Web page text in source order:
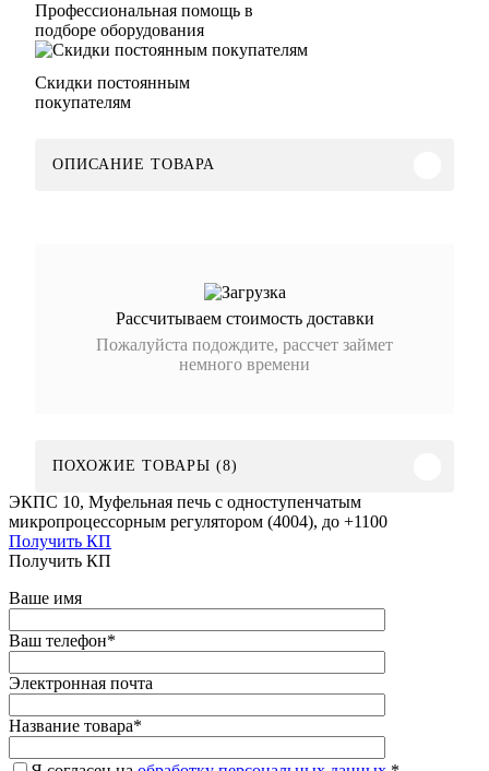
Профессиональная помощь в
подборе оборудования
Скидки постоянным
покупателям
ОПИСАНИЕ ТОВАРА
Рассчитываем стоимость доставки
Пожалуйста подождите, рассчет займет
немного времени
ПОХОЖИЕ ТОВАРЫ (8)
ЭКПС 10, Муфельная печь с одноступенчатым
микропроцессорным регулятором (4004), до +1100
Получить КП
Получить КП
Ваше имя
Ваш телефон*
Электронная почта
Название товара*